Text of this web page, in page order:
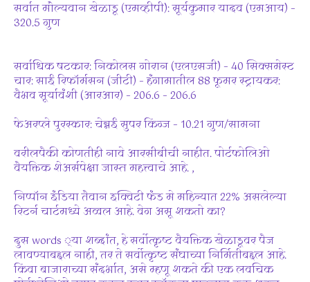
सर्वात मौल्यवान खेळाडू (एमव्हीपी): सूर्यकुमार यादव (एमआय) –
320.5 गुण
सर्वाधिक षटकार: निकोलस गोरान (एलएसजी) – 40 सिक्समेस्ट
चार: साई रिफॉर्मसन (जीटी) – हंगामातील 88 फूमर स्ट्रायकर:
वैभव सूर्यावंशी (आरआर) – 206.6 – 206.6
फेअरप्ले पुरस्कार: चेन्नई सुपर किंग्ज – 10.21 गुण/सामना
वरीलपैकी कोणतीही नावे आरसीबीची नाहीत. पोर्टफोलिओ
वैयक्तिक शेअर्सपेक्षा जास्त महत्त्वाचे आहे. ,
निप्पॉन इंडिया तैवान इक्विटी फंड मे महिन्यात 22% असलेल्या
रिटर्न चार्टमध्ये अव्वल आहे. वेग असू शकतो का?
दुस words ्या शब्दांत, हे सर्वोत्कृष्ट वैयक्तिक खेळाडूवर पैज
लावण्याबद्दल नाही, तर ते सर्वोत्कृष्ट संघाच्या निर्मितीबद्दल आहे.
किंवा बाजाराच्या संदर्भात, असे म्हणू शकते की एक लवचिक